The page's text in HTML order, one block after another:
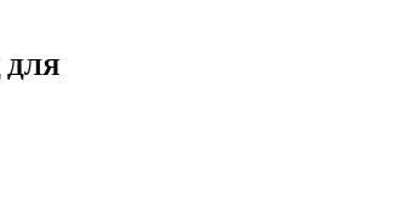
ДЛЯ